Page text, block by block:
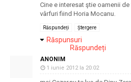
Cine e interesat ştie oamenii
vârfuri fiind Horia Mocanu.
Răspundeți Ștergere
Răspunsuri
Răspundeți
ANONIM
1 iunie 2012 la 20:02